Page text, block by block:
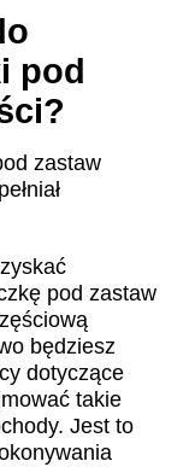
pod
zastaw
pod zastaw
będziesz
dotyczące
takie
Jest to